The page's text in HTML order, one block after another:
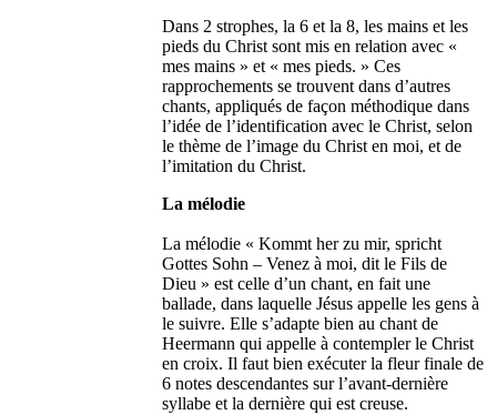
Dans 2 strophes, la 6 et la 8, les mains et les
pieds du Christ sont mis en relation avec «
mes mains » et « mes pieds. » Ces
rapprochements se trouvent dans d’autres
chants, appliqués de façon méthodique dans
l’idée de l’identification avec le Christ, selon
le thème de l’image du Christ en moi, et de
l’imitation du Christ.
La mélodie
La mélodie « Kommt her zu mir, spricht
Gottes Sohn – Venez à moi, dit le Fils de
Dieu » est celle d’un chant, en fait une
ballade, dans laquelle Jésus appelle les gens à
le suivre. Elle s’adapte bien au chant de
Heermann qui appelle à contempler le Christ
en croix. Il faut bien exécuter la fleur finale de
6 notes descendantes sur l’avant-dernière
syllabe et la dernière qui est creuse.